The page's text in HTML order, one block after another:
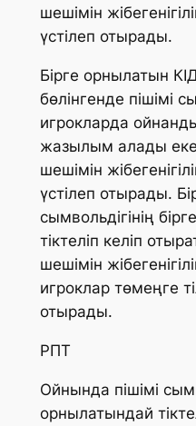
шешімін
үстілеп отырады.
Бірге орнылатын
бөлінгенде пішімі
игрокларда
жазылым алады
шешімін
үстілеп отырады.
сымвольдігінің
тіктеліп келіп
шешімін
игроклар төмеңге
отырады.
РПТ
Ойнында пішімі
орнылатындай